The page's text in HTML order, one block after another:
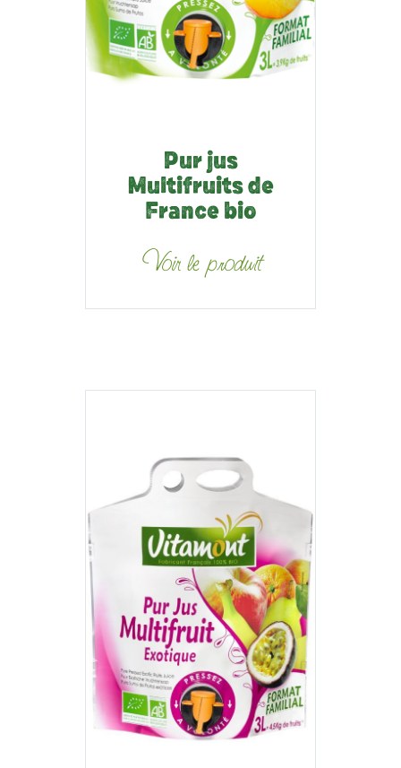
Pur jus
Multifruits de
France bio
Voir le produit